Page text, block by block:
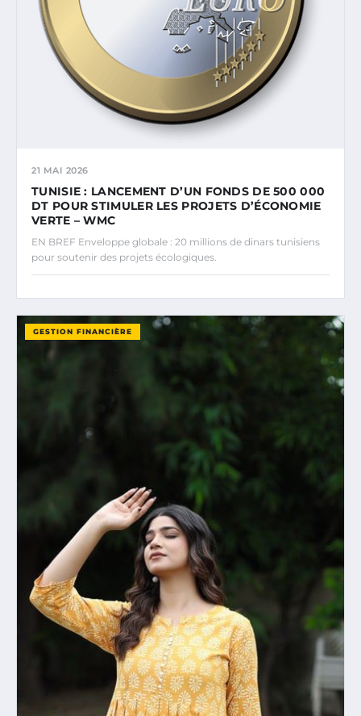
21 MAI 2026
TUNISIE : LANCEMENT D’UN FONDS DE 500 000
DT POUR STIMULER LES PROJETS D’ÉCONOMIE
VERTE – WMC
EN BREF Enveloppe globale : 20 millions de dinars tunisiens
pour soutenir des projets écologiques.
GESTION FINANCIÈRE